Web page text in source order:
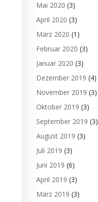
Mai 2020 (3)
April 2020 (3)
März 2020 (1)
Februar 2020 (3)
Januar 2020 (3)
Dezember 2019 (4)
November 2019 (3)
Oktober 2019 (3)
September 2019 (3)
August 2019 (3)
Juli 2019 (3)
Juni 2019 (6)
April 2019 (3)
März 2019 (3)